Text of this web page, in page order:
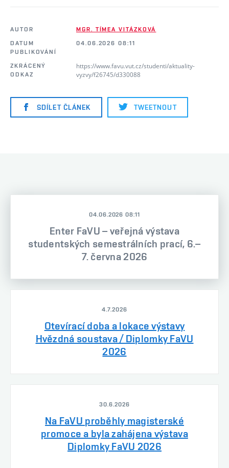
AUTOR
MGR. TÍMEA VITÁZKOVÁ
DATUM
PUBLIKOVÁNÍ
04.06.2026 08:11
ZKRÁCENÝ
ODKAZ
https://www.favu.vut.cz/studenti/aktuality-
vyzvy/f26745/d330088
SDÍLET ČLÁNEK TWEETNOUT
04.06.2026 08:11
Enter FaVU – veřejná výstava
studentských semestrálních prací, 6.–
7. června 2026
4.7.2026
Otevírací doba a lokace výstavy
Hvězdná soustava / Diplomky FaVU
2026
30.6.2026
Na FaVU proběhly magisterské
promoce a byla zahájena výstava
Diplomky FaVU 2026